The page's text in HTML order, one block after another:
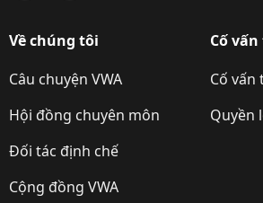
Về chúng tôi
Câu chuyện VWA
Hội đồng chuyên môn
Đối tác định chế
Cộng đồng VWA
Cố
Cố vấn
Quyền